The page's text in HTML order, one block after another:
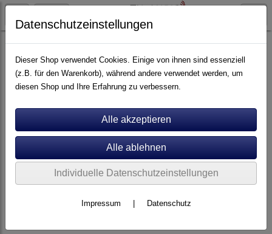
Plattenspieler Edwards Audio
Datenschutzeinstellungen
Dieser Shop verwendet Cookies. Einige von ihnen sind essenziell
(z.B. für den Warenkorb), während andere verwendet werden, um
diesen Shop und Ihre Erfahrung zu verbessern.
Individuelle Datenschutzeinstellungen
Impressum Datenschutz